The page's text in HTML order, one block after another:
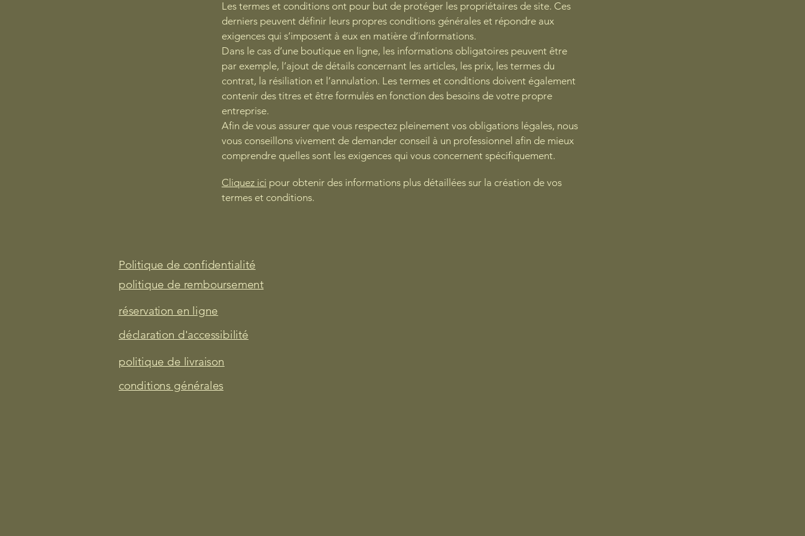
Les termes et conditions ont pour but de protéger les propriétaires de site. Ces
derniers peuvent définir leurs propres conditions générales et répondre aux
exigences qui s’imposent à eux en matière d’informations.
Dans le cas d’une boutique en ligne, les informations obligatoires peuvent être
par exemple, l’ajout de détails concernant les articles, les prix, les termes du
contrat, la résiliation et l’annulation. Les termes et conditions doivent également
contenir des titres et être formulés en fonction des besoins de votre propre
entreprise.
Afin de vous assurer que vous respectez pleinement vos obligations légales, nous
vous conseillons vivement de demander conseil à un professionnel afin de mieux
comprendre quelles sont les exigences qui vous concernent spécifiquement.
Cliquez ici pour obtenir des informations plus détaillées sur la création de vos
termes et conditions.
Politique de confidentialité
politique de remboursement
réservation en ligne
déclaration d'accessibilité
politique de livraison
conditions générales